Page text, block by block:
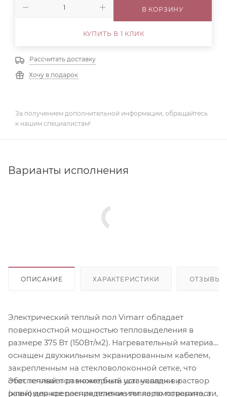
В КОРЗИНУ
КУПИТЬ В 1 КЛИК
Рассчитать доставку
Хочу в подарок
За получением дополнительной информации, обращайтесь
к нашим специалистам!
Варианты исполнения
ОПИСАНИЕ ХАРАКТЕРИСТИКИ ОТЗЫВЫ
Электрический теплый пол Vimarr обладает
поверхностной мощностью тепловыделения в
размере 375 Вт (150Вт/м2). Нагревательный материал
оснащен двухжильным экранированным кабелем,
закрепленным на стекловолоконной сетке, что
обеспечивает равномерный шаг укладки и
равномерное распределение тепла по поверхности,
Этот теплый пол может быть установлен в раствор
(клей) для крепления плитки или керамогранита, а